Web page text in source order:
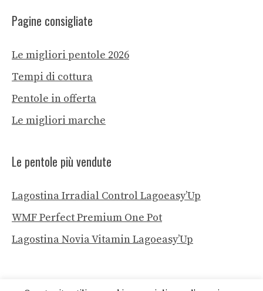
Pagine consigliate
Le migliori pentole 2026
Tempi di cottura
Pentole in offerta
Le migliori marche
Le pentole più vendute
Lagostina Irradial Control Lagoeasy’Up
WMF Perfect Premium One Pot
Lagostina Novia Vitamin Lagoeasy’Up